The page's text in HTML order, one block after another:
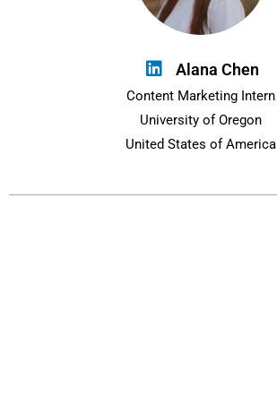
Alana Chen
Content Marketing Intern
University of Oregon
United States of America